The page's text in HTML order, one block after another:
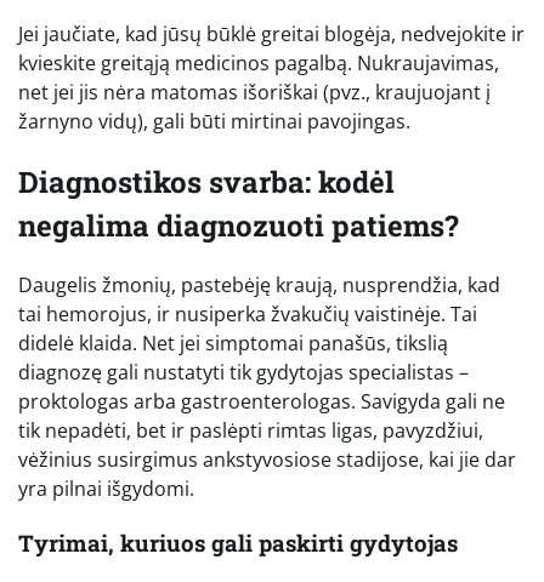
Jei jaučiate, kad jūsų būklė greitai blogėja, nedvejokite ir
kvieskite greitąją medicinos pagalbą. Nukraujavimas,
net jei jis nėra matomas išoriškai (pvz., kraujuojant į
žarnyno vidų), gali būti mirtinai pavojingas.
Diagnostikos svarba: kodėl
negalima diagnozuoti patiems?
Daugelis žmonių, pastebėję kraują, nusprendžia, kad
tai hemorojus, ir nusiperka žvakučių vaistinėje. Tai
didelė klaida. Net jei simptomai panašūs, tikslią
diagnozę gali nustatyti tik gydytojas specialistas –
proktologas arba gastroenterologas. Savigyda gali ne
tik nepadėti, bet ir paslėpti rimtas ligas, pavyzdžiui,
vėžinius susirgimus ankstyvosiose stadijose, kai jie dar
yra pilnai išgydomi.
Tyrimai, kuriuos gali paskirti gydytojas